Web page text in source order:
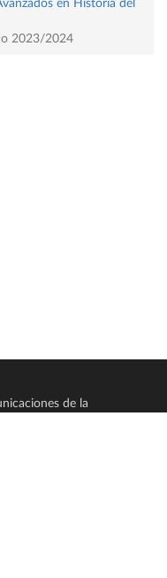
en Historia del
2023/2024
de la